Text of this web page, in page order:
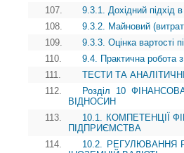
107.
9.3.1. Дохідний підхід в
108.
9.3.2. Майновий
109.
9.3.3. Оцінка вартості
110.
9.4. Практична робота з
111.
ТЕСТИ ТА АНАЛІТИЧНІ
112.
Розділ 10
ВІДНОСИН
113.
10.1. КОМПЕТЕНЦІЇ
ПІДПРИЄМСТВА
114.
10.2. РЕГУЛЮВАННЯ